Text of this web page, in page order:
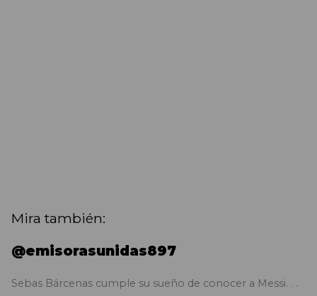
Mira también:
@emisorasunidas897
Sebas Bárcenas cumple su sueño de conocer a Messi. . .